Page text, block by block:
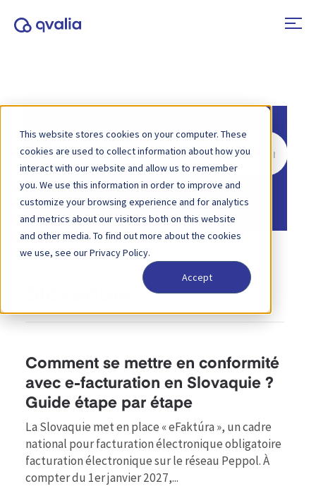
This website stores cookies on your computer. These
cookies are used to collect information about how you
interact with our website and allow us to remember
you. We use this information in order to improve and
customize your browsing experience and for analytics
and metrics about our visitors both on this website
and other media. To find out more about the cookies
we use, see our Privacy Policy.
Accept
Rechercher
Accueil Base de connaissances
Comment se mettre en conformité
avec e-facturation en Slovaquie ?
Guide étape par étape
La Slovaquie met en place « eFaktúra », un cadre
national pour facturation électronique obligatoire
facturation électronique sur le réseau Peppol. À
compter du 1er janvier 2027,...